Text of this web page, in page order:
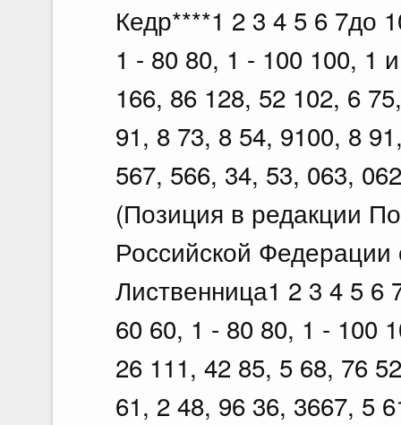
Кедр****1 2 3 4 5 6 7до
1 - 80 80, 1 - 100 100, 1
166, 86 128, 52 102, 6
91, 8 73, 8 54, 9100, 8
567, 566, 34, 53, 063,
(Позиция в редакции
Российской
Лиственница1 2 3 4 5 6
60 60, 1 - 80 80, 1 - 100
26 111, 42 85, 5 68, 76
61, 2 48, 96 36, 3667, 5